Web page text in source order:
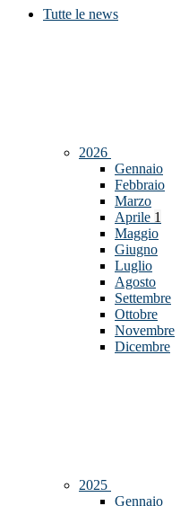
Tutte le news
2026
Gennaio
Febbraio
Marzo
Aprile 1
Maggio
Giugno
Luglio
Agosto
Settembre
Ottobre
Novembre
Dicembre
2025
Gennaio